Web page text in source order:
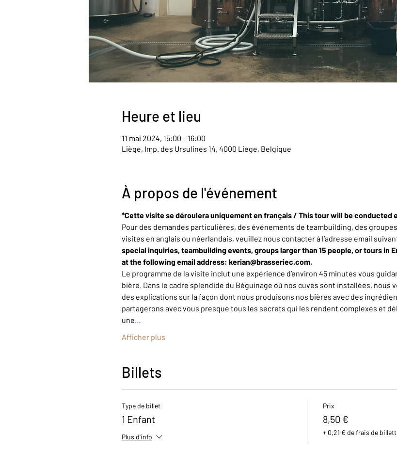
Heure et lieu
11 mai 2024, 15:00 – 16:00
Liège, Imp. des Ursulines 14, 4000 Liège, Belgique
À propos de l'événement
*Cette visite se déroulera uniquement en français / This tour will be conducted
Pour des demandes particulières, des événements de teambuilding, des
visites en anglais ou néerlandais, veuillez nous contacter à l’adresse email
special inquiries, teambuilding events, groups larger than 15 people, or tours in
at the following email address: kerian@brasseriec.com.
Le programme de la visite inclut une expérience d’environ 45 minutes vous
bière. Dans le cadre splendide du Béguinage où nos cuves sont installées,
des explications sur la façon dont nous produisons nos bières avec des
partagerons avec vous presque tous les secrets qui les rendent complexes et
une…
Afficher plus
Billets
Type de billet
1 Enfant
Plus d'info
Prix
8,50 €
+ 0,21 € de frais de